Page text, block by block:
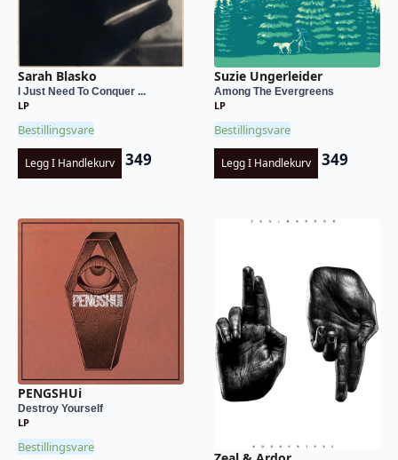
Sarah Blasko
I Just Need To Conquer ...
LP
Bestillingsvare
Legg I Handlekurv 349
Suzie Ungerleider
Among The Evergreens
LP
Bestillingsvare
Legg I Handlekurv 349
PENGSHUi
Destroy Yourself
LP
Bestillingsvare